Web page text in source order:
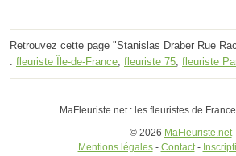
Retrouvez cette page "Stanislas Draber Rue
: fleuriste Île-de-France fleuriste 75 fleuriste
MaFleuriste.net : les fleuristes de
© 2026 MaFleuriste.net
Mentions légales- Contact-